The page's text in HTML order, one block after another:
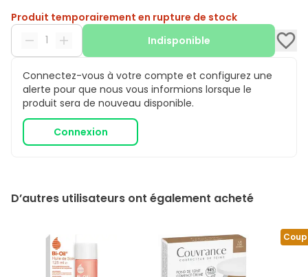
Produit temporairement en rupture de stock
Indisponible
Connectez-vous à votre compte et configurez une
alerte pour que nous vous informions lorsque le
produit sera de nouveau disponible.
Connexion
D’autres utilisateurs ont également acheté